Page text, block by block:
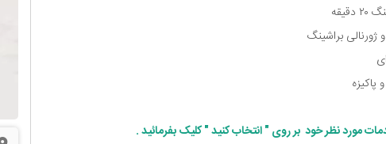
ژورنالی براشینگ
مورد نظر خود بر روی " انتخاب کنید " کلیک بفرمائید .